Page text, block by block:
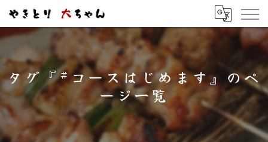
タグ『#コースはじめます』のペ
ージ一覧